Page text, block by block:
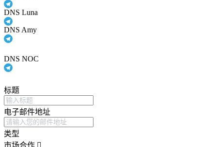
DNS Luna
DNS Amy
DNS NOC
标题
电子邮件地址
类型